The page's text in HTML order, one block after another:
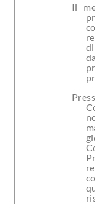
Il meccanismo di controllo di cui al
Press Up si riserva di recedere dal